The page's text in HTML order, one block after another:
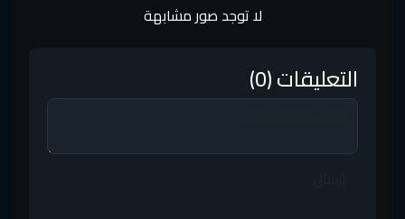
لا توجد صور مشابهة
التعليقات (0)